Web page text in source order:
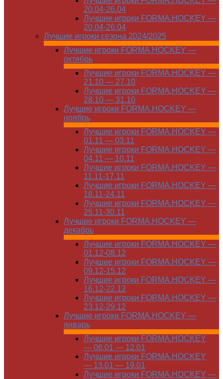
20.04-26.04
Лучшие игроки FORMA.HOCKEY —
20.04-26.04
Лучшие игроки сезона 2024/2025
Лучшие игроки FORMA.HOCKEY —
октябрь
Лучшие игроки FORMA.HOCKEY —
21.10 — 27.10
Лучшие игроки FORMA.HOCKEY —
28.10 — 31.10
Лучшие игроки FORMA.HOCKEY —
ноябрь
Лучшие игроки FORMA.HOCKEY —
01.11 — 03.11
Лучшие игроки FORMA.HOCKEY —
04.11 — 10.11
Лучшие игроки FORMA.HOCKEY —
11.11-17.11
Лучшие игроки FORMA.HOCKEY —
18.11-24.11
Лучшие игроки FORMA.HOCKEY —
25.11-30.11
Лучшие игроки FORMA.HOCKEY —
декабрь
Лучшие игроки FORMA.HOCKEY —
01.12-08.12
Лучшие игроки FORMA.HOCKEY —
09.12-15.12
Лучшие игроки FORMA.HOCKEY —
16.12-22.12
Лучшие игроки FORMA.HOCKEY —
23.12-29.12
Лучшие игроки FORMA.HOCKEY —
январь
Лучшие игроки FORMA.HOCKEY
— 06.01 — 12.01
Лучшие игроки FORMA.HOCKEY
— 13.01 — 19.01
Лучшие игроки FORMA.HOCKEY —